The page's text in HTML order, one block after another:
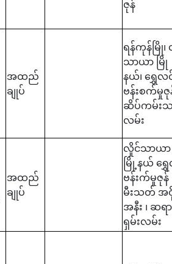
ဇုန်
အထည်
ချုပ်
ရန်ကုန်မြို၊
သာယာ မြို
နယ်၊ ရွှေလ
ဗန်းစက်မှုဇု
ဆိပ်ကမ်းသ
လမ်း
အထည်
ချုပ်
လှိုင်သာယာ
မြို့နယ် ရွှ
ဗန်းက်မှုဇုန်
မီးသတ် အ
အနီး ၊ ဆရာ
ရှမ်းလမ်း